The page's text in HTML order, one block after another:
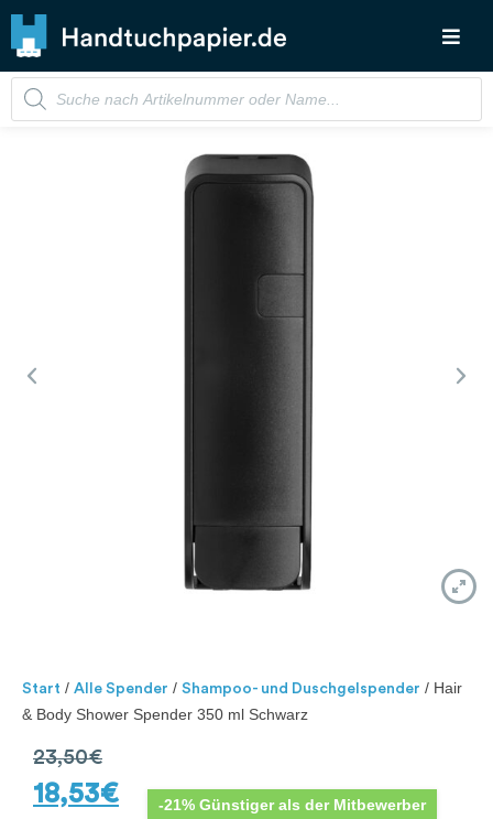
Start / Alle Spender / Shampoo- und Duschgelspender / Hair
& Body Shower Spender 350 ml Schwarz
23,50€
18,53€ -21% Günstiger als der Mitbewerber